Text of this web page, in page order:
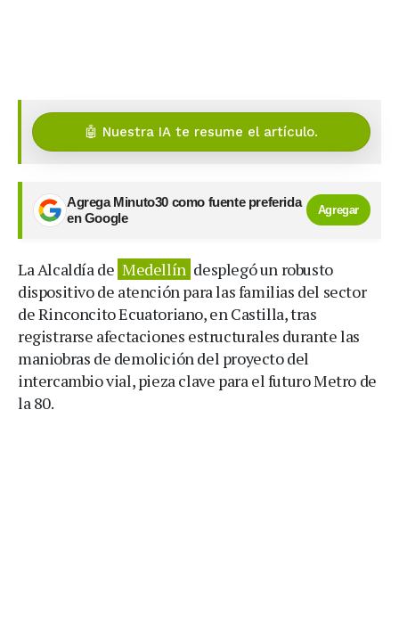
🤖 Nuestra IA te resume el artículo.
Agrega Minuto30 como fuente preferida
en Google
Agregar
La Alcaldía de Medellín desplegó un robusto
dispositivo de atención para las familias del sector
de Rinconcito Ecuatoriano, en Castilla, tras
registrarse afectaciones estructurales durante las
maniobras de demolición del proyecto del
intercambio vial, pieza clave para el futuro Metro de
la 80.